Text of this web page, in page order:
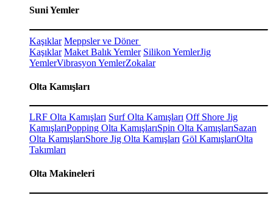
Suni Yemler
Kaşıklar Meppsler ve Döner
Kaşıklar Maket Balık Yemler Silikon YemlerJig
YemlerVibrasyon YemlerZokalar
Olta Kamışları
LRF Olta Kamışları Surf Olta Kamışları Off Shore Jig
KamışlarıPopping Olta KamışlarıSpin Olta KamışlarıSazan
Olta KamışlarıShore Jig Olta Kamışları Göl KamışlarıOlta
Takımları
Olta Makineleri